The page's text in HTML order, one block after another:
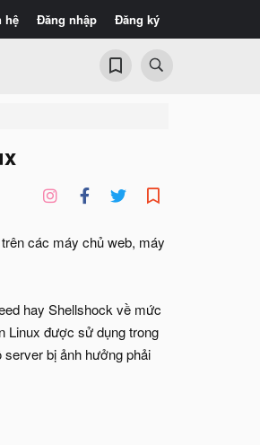
hệ Đăng nhập Đăng ký
các máy chủ web, máy
hay Shellshock về mức
Linux được sử dụng trong
bị ảnh hưởng phải